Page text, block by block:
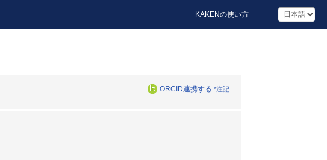
KAKENの使い方
ORCID連携する *注記